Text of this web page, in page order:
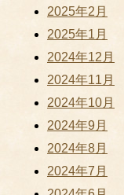
2025年2月
2025年1月
2024年12月
2024年11月
2024年10月
2024年9月
2024年8月
2024年7月